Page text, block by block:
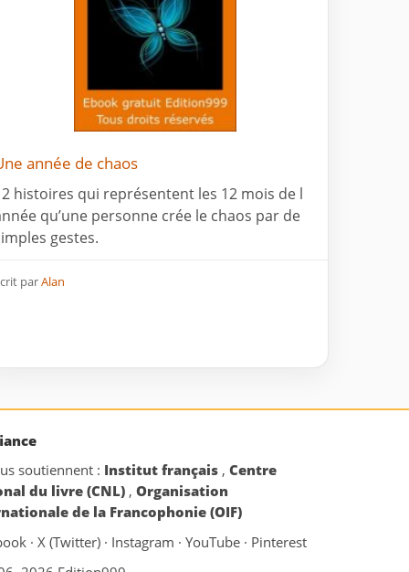
année de chaos
histoires qui représentent les 12 mois de l
qu’une personne crée le chaos par de
gestes.
parAlan
soutiennent : Institut français ,Centre
du livre (CNL) ,Organisation
de la Francophonie (OIF)
· X (Twitter) · Instagram · YouTube · Pinterest